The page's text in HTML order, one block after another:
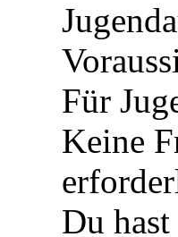
Für
Keine
Du